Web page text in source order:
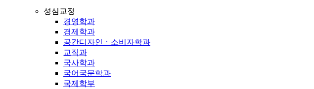
성심교정
경영학과
경제학과
공간디자인ㆍ소비자학과
교직과
국사학과
국어국문학과
국제학부